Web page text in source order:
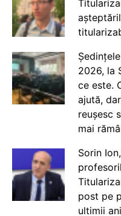
2026, la
ce este.
ajută,
reușesc
mai
Sorin
post pe
ultimii